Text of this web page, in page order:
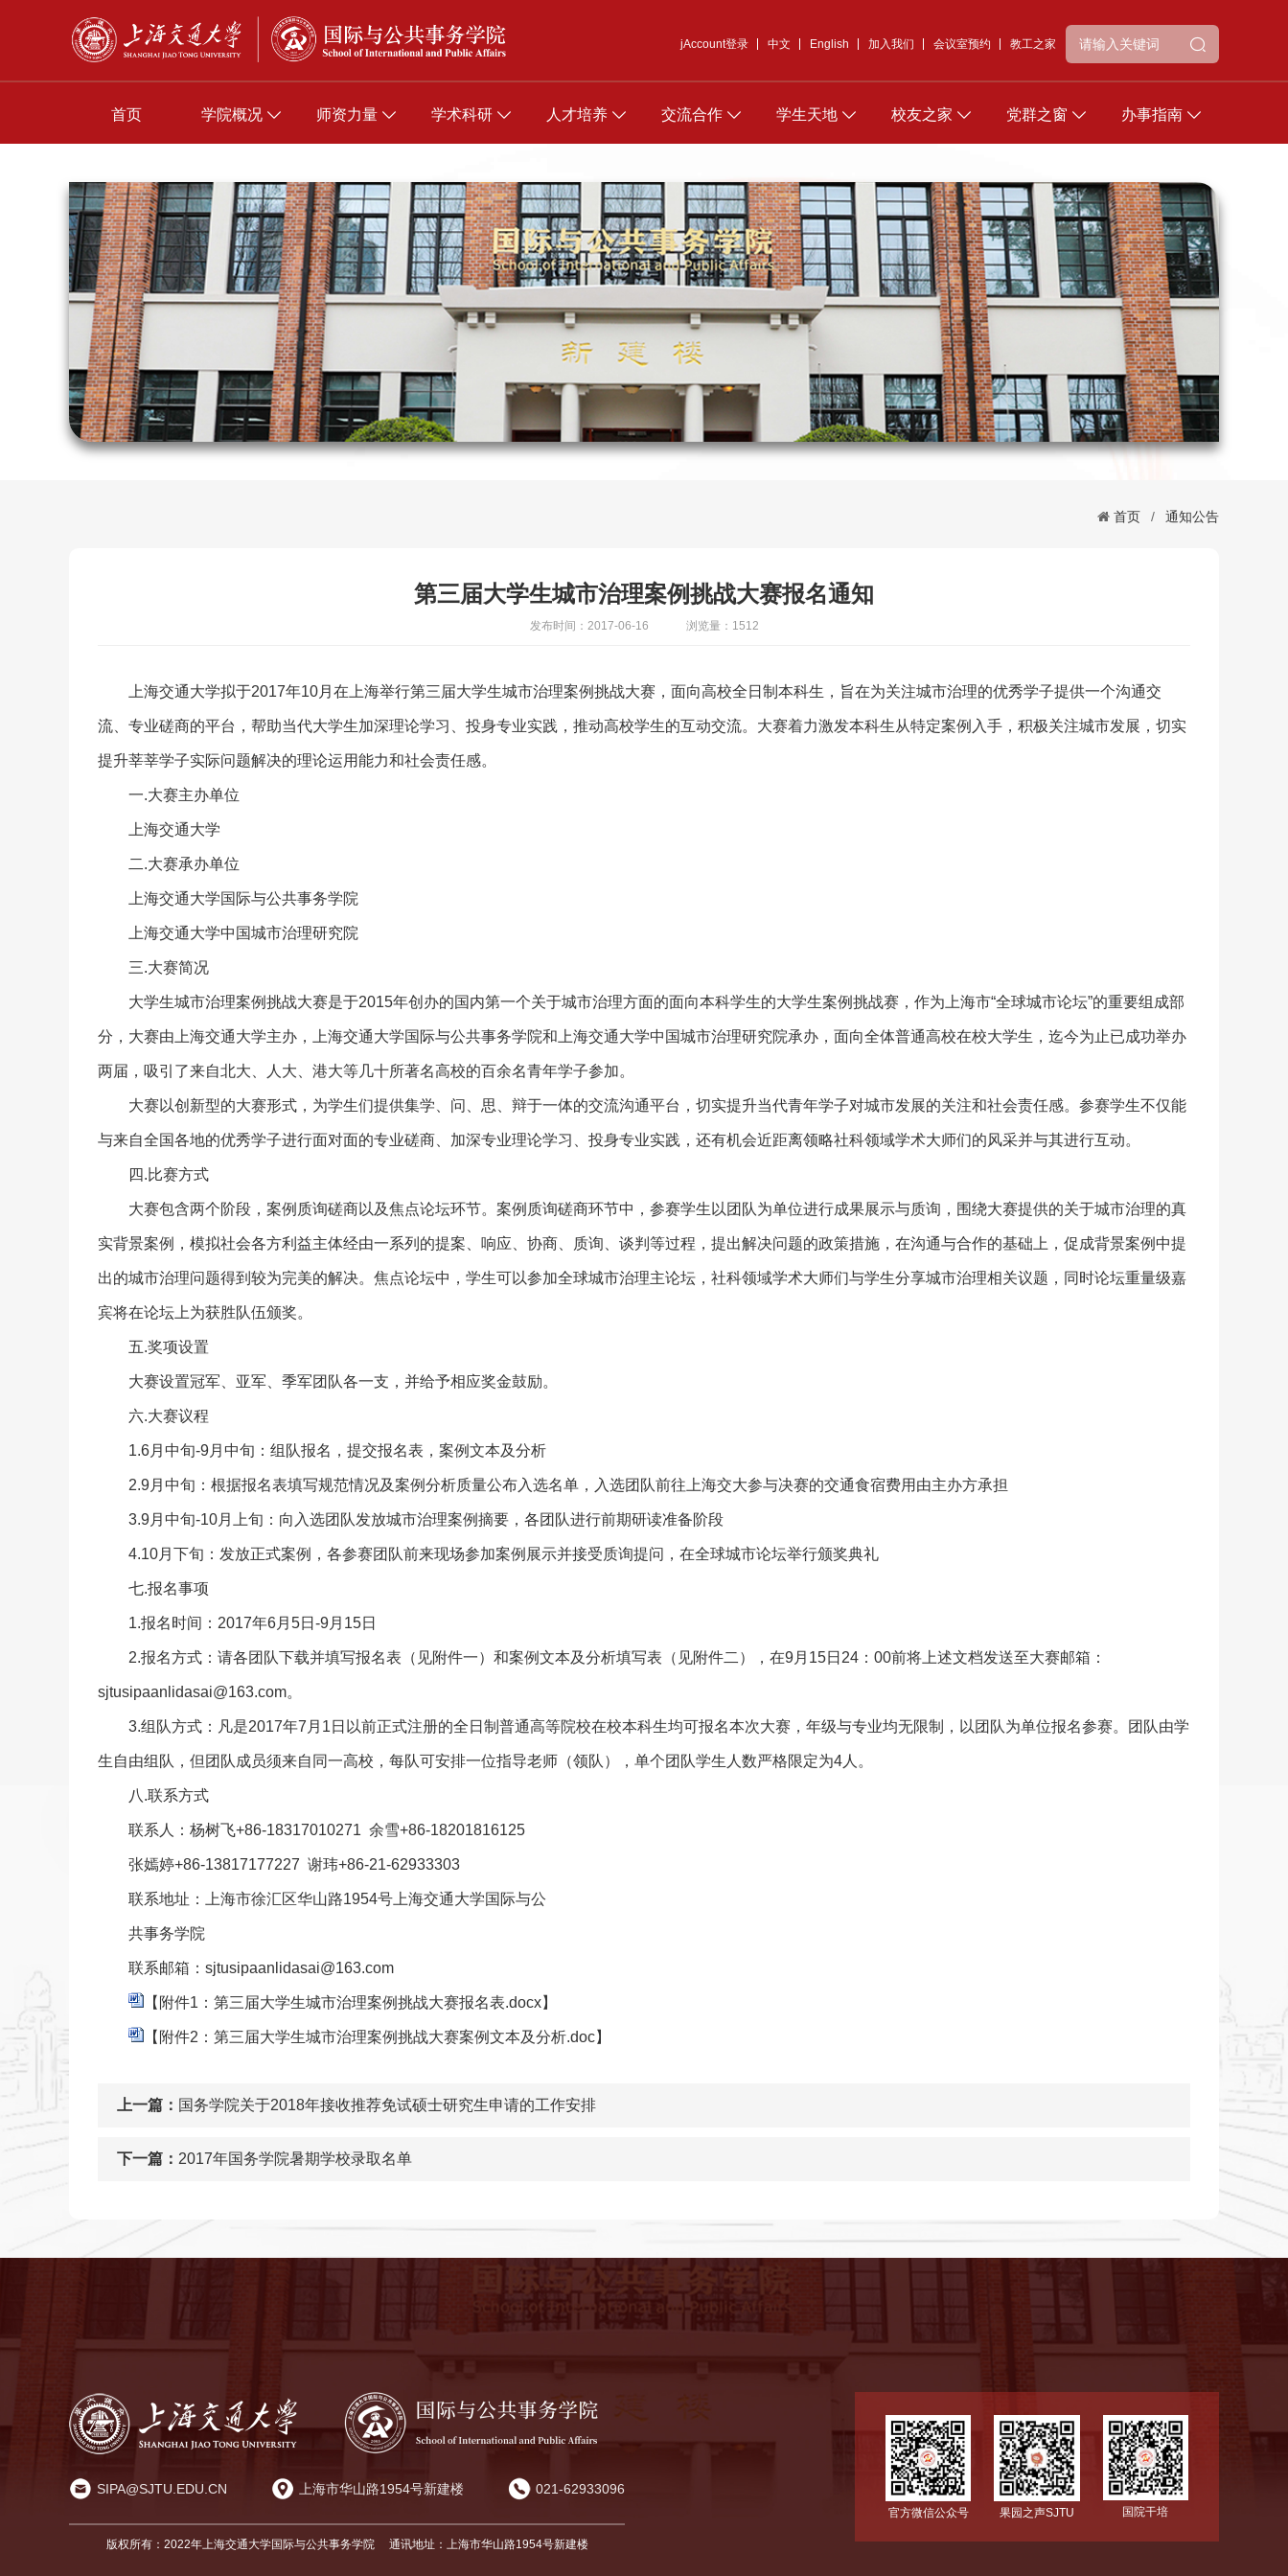
jAccount登录 中文 English 加入我们 会议室预约 教工之家
首页 学院概况 师资力量 学术科研 人才培养 交流合作 学生天地 校友之家 党群之窗 办事指南
首页 / 通知公告
第三届大学生城市治理案例挑战大赛报名通知
发布时间：2017-06-16 浏览量：1512
上海交通大学拟于2017年10月在上海举行第三届大学生城市治理案例挑战大赛，面向高校全日制本科生，旨在为关注城市治理的优秀学子提供一个沟通交
流、专业磋商的平台，帮助当代大学生加深理论学习、投身专业实践，推动高校学生的互动交流。大赛着力激发本科生从特定案例入手，积极关注城市发展，切实
提升莘莘学子实际问题解决的理论运用能力和社会责任感。
一.大赛主办单位
上海交通大学
二.大赛承办单位
上海交通大学国际与公共事务学院
上海交通大学中国城市治理研究院
三.大赛简况
大学生城市治理案例挑战大赛是于2015年创办的国内第一个关于城市治理方面的面向本科学生的大学生案例挑战赛，作为上海市“全球城市论坛”的重要组成部
分，大赛由上海交通大学主办，上海交通大学国际与公共事务学院和上海交通大学中国城市治理研究院承办，面向全体普通高校在校大学生，迄今为止已成功举办
两届，吸引了来自北大、人大、港大等几十所著名高校的百余名青年学子参加。
大赛以创新型的大赛形式，为学生们提供集学、问、思、辩于一体的交流沟通平台，切实提升当代青年学子对城市发展的关注和社会责任感。参赛学生不仅能
与来自全国各地的优秀学子进行面对面的专业磋商、加深专业理论学习、投身专业实践，还有机会近距离领略社科领域学术大师们的风采并与其进行互动。
四.比赛方式
大赛包含两个阶段，案例质询磋商以及焦点论坛环节。案例质询磋商环节中，参赛学生以团队为单位进行成果展示与质询，围绕大赛提供的关于城市治理的真
实背景案例，模拟社会各方利益主体经由一系列的提案、响应、协商、质询、谈判等过程，提出解决问题的政策措施，在沟通与合作的基础上，促成背景案例中提
出的城市治理问题得到较为完美的解决。焦点论坛中，学生可以参加全球城市治理主论坛，社科领域学术大师们与学生分享城市治理相关议题，同时论坛重量级嘉
宾将在论坛上为获胜队伍颁奖。
五.奖项设置
大赛设置冠军、亚军、季军团队各一支，并给予相应奖金鼓励。
六.大赛议程
1.6月中旬-9月中旬：组队报名，提交报名表，案例文本及分析
2.9月中旬：根据报名表填写规范情况及案例分析质量公布入选名单，入选团队前往上海交大参与决赛的交通食宿费用由主办方承担
3.9月中旬-10月上旬：向入选团队发放城市治理案例摘要，各团队进行前期研读准备阶段
4.10月下旬：发放正式案例，各参赛团队前来现场参加案例展示并接受质询提问，在全球城市论坛举行颁奖典礼
七.报名事项
1.报名时间：2017年6月5日-9月15日
2.报名方式：请各团队下载并填写报名表（见附件一）和案例文本及分析填写表（见附件二），在9月15日24：00前将上述文档发送至大赛邮箱：
sjtusipaanlidasai@163.com。
3.组队方式：凡是2017年7月1日以前正式注册的全日制普通高等院校在校本科生均可报名本次大赛，年级与专业均无限制，以团队为单位报名参赛。团队由学
生自由组队，但团队成员须来自同一高校，每队可安排一位指导老师（领队），单个团队学生人数严格限定为4人。
八.联系方式
联系人：杨树飞+86-18317010271 余雪+86-18201816125
张嫣婷+86-13817177227 谢玮+86-21-62933303
联系地址：上海市徐汇区华山路1954号上海交通大学国际与公
共事务学院
联系邮箱：sjtusipaanlidasai@163.com
【附件1：第三届大学生城市治理案例挑战大赛报名表.docx】
【附件2：第三届大学生城市治理案例挑战大赛案例文本及分析.doc】
上一篇： 国务学院关于2018年接收推荐免试硕士研究生申请的工作安排
下一篇： 2017年国务学院暑期学校录取名单
SIPA@SJTU.EDU.CN 上海市华山路1954号新建楼 021-62933096
版权所有：2022年上海交通大学国际与公共事务学院 通讯地址：上海市华山路1954号新建楼
官方微信公众号 果园之声SJTU 国院干培